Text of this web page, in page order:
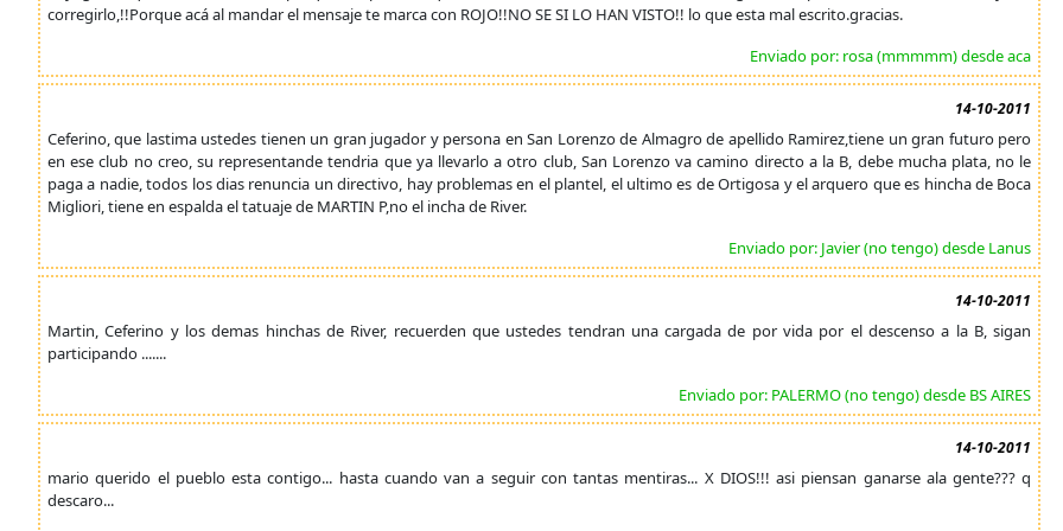
corregirlo,!!Porque acá al mandar el mensaje te marca con ROJO!!NO SE SI LO HAN VISTO!! lo que esta mal escrito.gracias.
Enviado por: rosa (mmmmm) desde aca
14-10-2011
Ceferino, que lastima ustedes tienen un gran jugador y persona en San Lorenzo de Almagro de apellido Ramirez,tiene un gran futuro pero
en ese club no creo, su representande tendria que ya llevarlo a otro club, San Lorenzo va camino directo a la B, debe mucha plata, no le
paga a nadie, todos los dias renuncia un directivo, hay problemas en el plantel, el ultimo es de Ortigosa y el arquero que es hincha de Boca
Migliori, tiene en espalda el tatuaje de MARTIN P,no el incha de River.
Enviado por: Javier (no tengo) desde Lanus
14-10-2011
Martin, Ceferino y los demas hinchas de River, recuerden que ustedes tendran una cargada de por vida por el descenso a la B, sigan
participando .......
Enviado por: PALERMO (no tengo) desde BS AIRES
14-10-2011
mario querido el pueblo esta contigo... hasta cuando van a seguir con tantas mentiras... X DIOS!!! asi piensan ganarse ala gente??? q
descaro...